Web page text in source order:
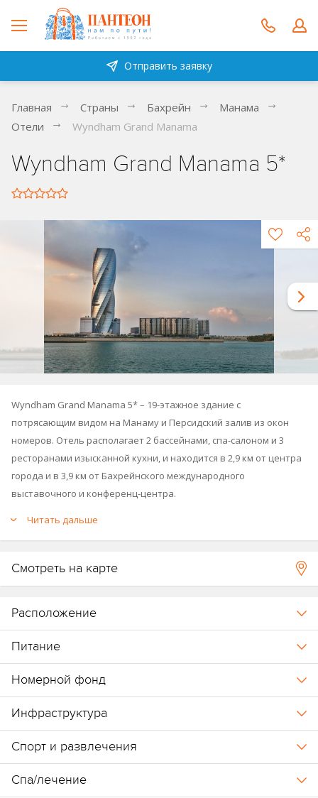
Отправить заявку
Главная Страны Бахрейн
Манама
Отели
Wyndham Grand Manama
Wyndham Grand Manama 5*
Wyndham Grand Manama 5* – 19-этажное здание с
потрясающим видом на Манаму и Персидский залив из окон
номеров. Отель располагает 2 бассейнами, спа-салоном и 3
ресторанами изысканной кухни, и находится в 2,9 км от центра
города и в 3,9 км от Бахрейнского международного
выставочного и конференц-центра.
Читать дальше
Смотреть на карте
Расположение
Питание
Номерной фонд
Инфраструктура
Спорт и развлечения
Спа/лечение